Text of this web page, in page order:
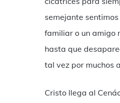
semejante
familiar o un amigo
hasta que
tal vez por muchos
Cristo llega al